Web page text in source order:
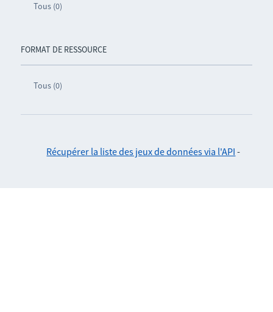
Tous (0)
FORMAT DE RESSOURCE
Tous (0)
Récupérer la liste des jeux de données via l'API -